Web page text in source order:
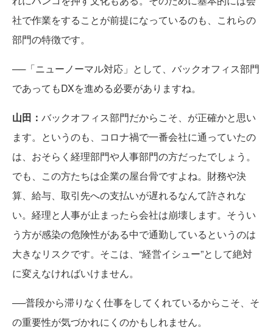
社で作業をすることが前提になっているのも、これらの
部門の特徴です。
──「ニューノーマル対応」として、バックオフィス部門
であってもDXを進める必要がありますね。
山田： バックオフィス部門だからこそ、が正確かと思い
ます。というのも、コロナ禍で一番会社に通っていたの
は、おそらく経理部門や人事部門の方だったでしょう。
でも、この方たちは企業の屋台骨ですよね。財務や決
算、給与、取引先への支払いが遅れるなんて許されな
い。経理と人事が止まったら会社は崩壊します。そうい
う方が感染の危険性がある中で通勤しているというのは
大きなリスクです。そこは、“経営イシュー”として絶対
に変えなければいけません。
──普段から滞りなく仕事をしてくれているからこそ、そ
の重要性が気づかれにくのかもしれません。